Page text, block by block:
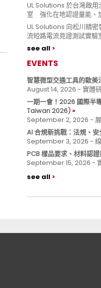
UL Solutions 於台灣啟用
室 強化在地認證量能、
UL Solutions 向松川精
流短路電流見證測試實驗
see all
EVENTS
智慧微型交通工具的歐美
August 14, 2026 - 實體
一期一會！2026 國際半
Taiwan 2026)
September 2, 2026 -
AI 合規新挑戰：法規、
September 3, 2026 -
PCB 樣品要求、材料認
September 15, 2026 -
see all